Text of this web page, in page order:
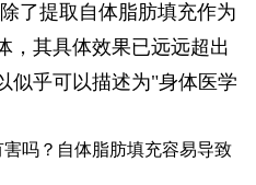
了提取自体脂肪填充作为
，其具体效果已远远超出
似乎可以描述为"身体医学
害吗？自体脂肪填充容易导致